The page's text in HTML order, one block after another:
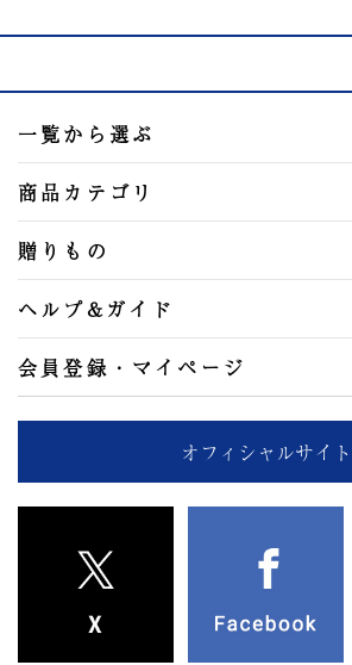
一覧から選ぶ
商品カテゴリ
贈りもの
ヘルプ&ガイド
会員登録・マイページ
オフィシャルサイト